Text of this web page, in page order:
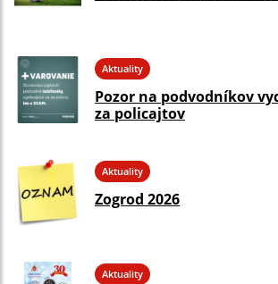
Aktuality
Pozor na podvodníkov
za policajtov
Aktuality
Zogrod 2026
Aktuality